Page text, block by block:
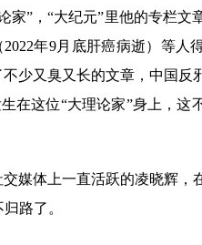
家”，“大纪元”里他的专栏文
年9月底肝癌病逝）等人
少又臭又长的文章，中国反
在这位“大理论家”身上，这
媒体上一直活跃的凌晓辉，
路了。